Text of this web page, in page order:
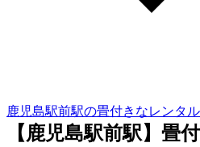
鹿児島駅前駅の畳付きなレンタ
【鹿児島駅前駅】畳